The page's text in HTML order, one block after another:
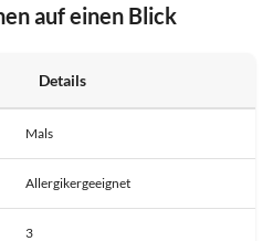
auf einen Blick
Details
Mals
Allergikergeeignet
3